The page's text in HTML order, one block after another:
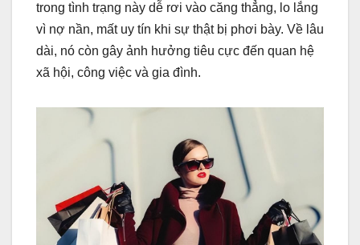
trong tình trạng này dễ rơi vào căng thẳng, lo lắng
vì nợ nần, mất uy tín khi sự thật bị phơi bày. Về lâu
dài, nó còn gây ảnh hưởng tiêu cực đến quan hệ
xã hội, công việc và gia đình.